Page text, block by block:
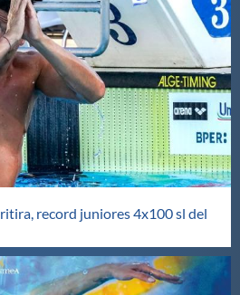
record juniores 4x100 sl del